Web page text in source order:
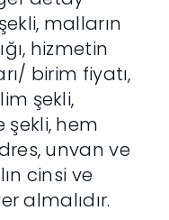
malların
hizmetin
birim fiyatı,
şekli,
şekli, hem
unvan ve
cinsi ve
almalıdır.